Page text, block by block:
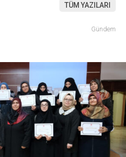
TÜM YAZILARI
Gündem